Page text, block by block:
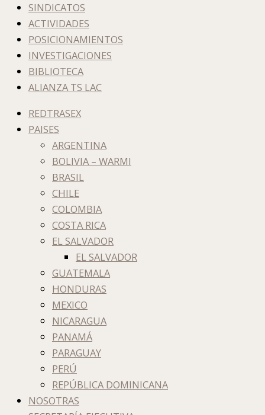
SINDICATOS
ACTIVIDADES
POSICIONAMIENTOS
INVESTIGACIONES
BIBLIOTECA
ALIANZA TS LAC
REDTRASEX
PAISES
ARGENTINA
BOLIVIA – WARMI
BRASIL
CHILE
COLOMBIA
COSTA RICA
EL SALVADOR
EL SALVADOR
GUATEMALA
HONDURAS
MEXICO
NICARAGUA
PANAMÁ
PARAGUAY
PERÚ
REPÚBLICA DOMINICANA
NOSOTRAS